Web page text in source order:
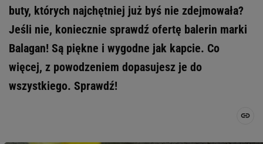
buty, których najchętniej już byś nie zdejmowała?
Jeśli nie, koniecznie sprawdź ofertę balerin marki
Balagan! Są piękne i wygodne jak kapcie. Co
więcej, z powodzeniem dopasujesz je do
wszystkiego. Sprawdź!